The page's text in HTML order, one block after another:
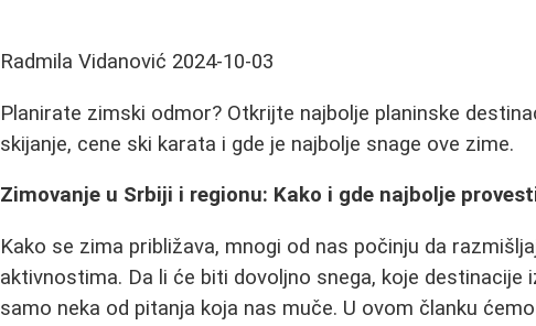
Radmila Vidanović 2024-10-03
Planirate zimski odmor? Otkrijte najbolje planinske
skijanje, cene ski karata i gde je najbolje snage ove zime.
Zimovanje u Srbiji i regionu: Kako i gde najbolje
Kako se zima približava, mnogi od nas počinju da
aktivnostima. Da li će biti dovoljno snega, koje destinacije
samo neka od pitanja koja nas muče. U ovom članku